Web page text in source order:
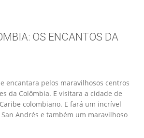
OS ENCANTOS DA
encantara pelos maravilhosos centros
da Colômbia. E visitara a cidade de
colombiano. E fará um incrível
Andrés e também um maravilhoso